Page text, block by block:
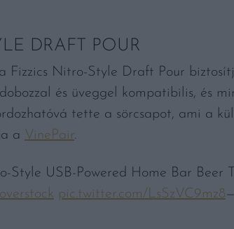
DRAFT POUR
Fizzics Nitro-Style Draft Pour
és üveggel kompatibilis, és
tette a sörcsapot, ami a
a VinePair.
Style USB-Powered Home Bar Beer
pic.twitter.com/LsSzVC9mz8